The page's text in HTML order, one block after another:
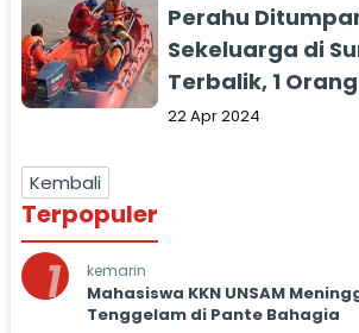
Perahu
Sekeluarga di
Terbalik, 1
22 Apr 2024
Kembali
Terpopuler
1 kemarin
Mahasiswa KKN UNSAM
Tenggelam di Pante Bahagia